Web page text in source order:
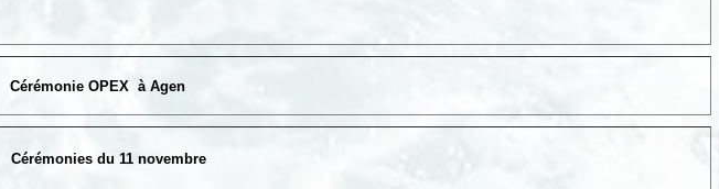
Cérémonie OPEX à Agen
Cérémonies du 11 novembre